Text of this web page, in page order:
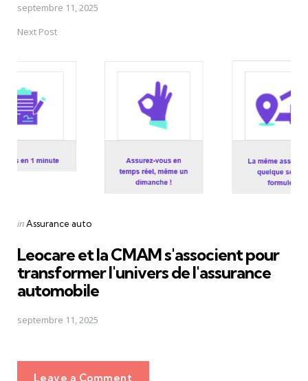
septembre 11, 2025
Next Post
Posted
inAssurance auto
Leocare et la CMAM s'associent pour
transformer l'univers de l'assurance
automobile
septembre 11, 2025
Leave a Comment